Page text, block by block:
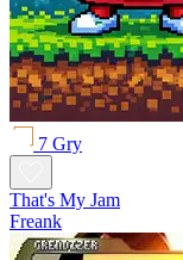
7 Gry
That's My Jam
Freank